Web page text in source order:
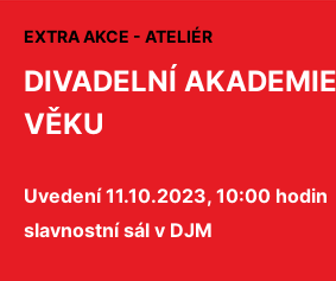
EXTRA AKCE - ATELIÉR
DIVADELNÍ
VĚKU
Uvedení 11.10.2023, 10:00 hodin
slavnostní sál v DJM